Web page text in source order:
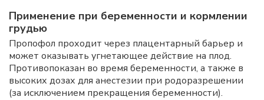
Применение при беременности и кормлении
грудью
Пропофол проходит через плацентарный барьер и
может оказывать угнетающее действие на плод.
Противопоказан во время беременности, а также в
высоких дозах для анестезии при родоразрешении
(за исключением прекращения беременности).